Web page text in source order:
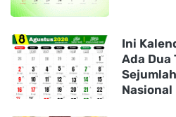
Ini
Ada Dua
Nasional